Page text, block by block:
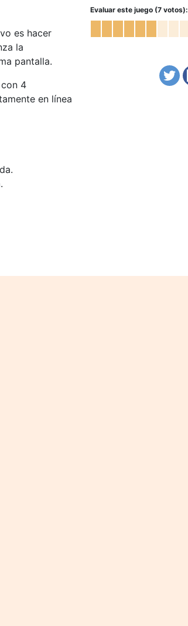
es hacer
la
pantalla.
4
en línea
Evaluar este juego (7 votos):